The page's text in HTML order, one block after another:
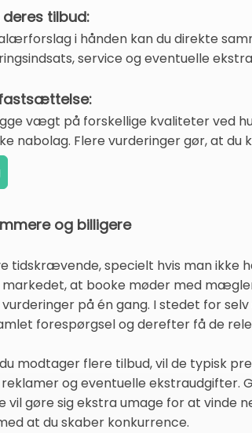
tilbud:
i hånden kan du direkte
service og eventuelle
vægt på forskellige kvaliteter ved
nabolag. Flere vurderinger gør, at
og billigere
tidskrævende, specielt hvis man ikke
at booke møder med
på én gang. I stedet for
forespørgsel og derefter få de
modtager flere tilbud, vil de typisk
og eventuelle ekstraudgifter.
gøre sig ekstra umage for at vinde
at du skaber konkurrence.